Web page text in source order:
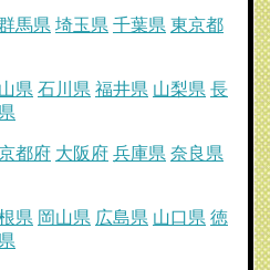
馬県 埼玉県 千葉県 東京都
県 石川県 福井県 山梨県 長
都府 大阪府 兵庫県 奈良県
県 岡山県 広島県 山口県 徳